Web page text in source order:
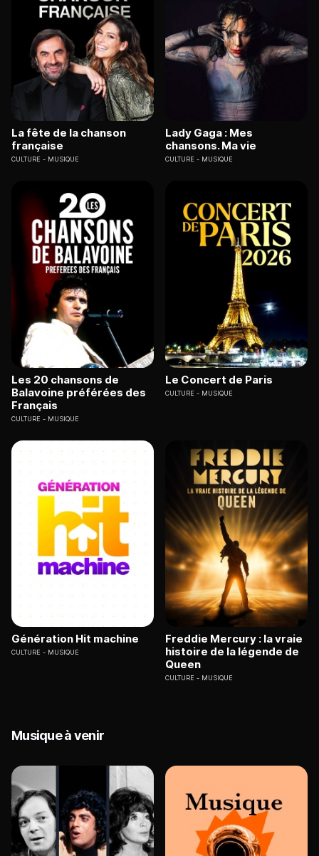
La fête de la chanson
française
CULTURE MUSIQUE
Lady Gaga : Mes
chansons. Ma vie
CULTURE MUSIQUE
Les 20 chansons de
Balavoine préférées des
Français
CULTURE MUSIQUE
Le Concert de Paris
CULTURE MUSIQUE
Génération Hit machine
CULTURE MUSIQUE
Freddie Mercury : la vraie
histoire de la légende de
Queen
CULTURE MUSIQUE
Musique à venir